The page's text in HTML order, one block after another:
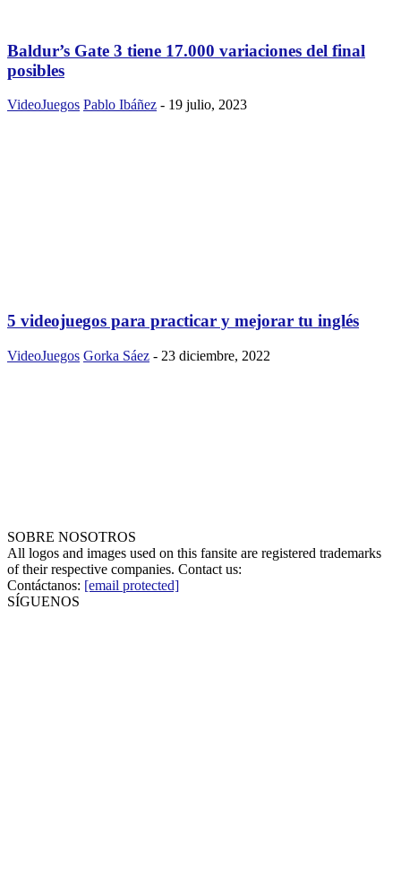
Baldur’s Gate 3 tiene 17.000 variaciones del final
posibles
VideoJuegos Pablo Ibáñez - 19 julio, 2023
5 videojuegos para practicar y mejorar tu inglés
VideoJuegos Gorka Sáez - 23 diciembre, 2022
SOBRE NOSOTROS
All logos and images used on this fansite are registered trademarks
of their respective companies. Contact us:
Contáctanos: [email protected]
SÍGUENOS